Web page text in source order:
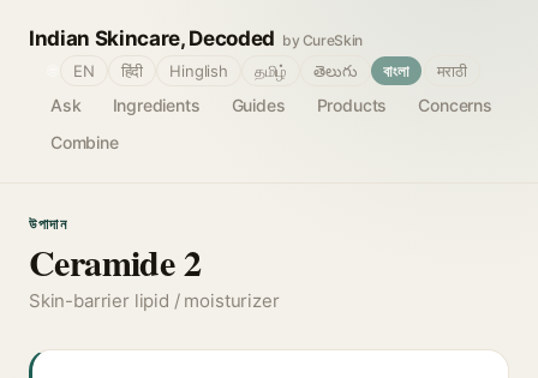
Indian Skincare, Decoded by CureSkin
Ask Ingredients Guides Products
Concerns
Combine
EN हिंदी Hinglish தமிழ் తెలుగు বাংলা मराठी
উপাদান
Ceramide 2
Skin-barrier lipid / moisturizer